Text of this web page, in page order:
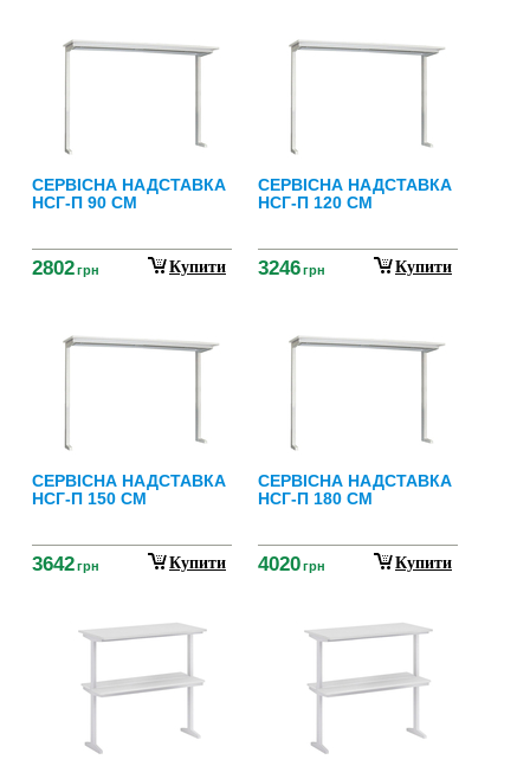
СЕРВІСНА НАДСТАВКА
НСГ-П 90 СМ
2802грн Купити
СЕРВІСНА НАДСТАВКА
НСГ-П 120 СМ
3246грн Купити
СЕРВІСНА НАДСТАВКА
НСГ-П 150 СМ
3642грн Купити
СЕРВІСНА НАДСТАВКА
НСГ-П 180 СМ
4020грн Купити